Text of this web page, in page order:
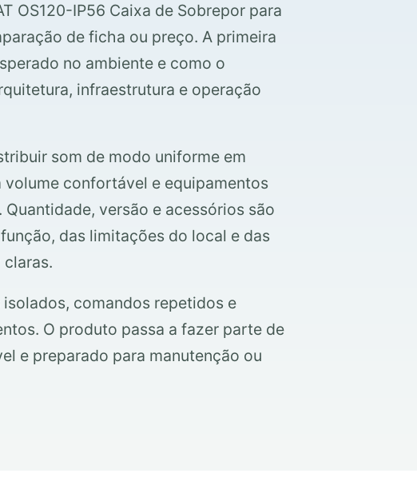
OS120-IP56 Caixa de Sobrepor para
de ficha ou preço. A primeira
no ambiente e como o
infraestrutura e operação
som de modo uniforme em
confortável e equipamentos
versão e acessórios são
das limitações do local e das
comandos repetidos e
O produto passa a fazer parte de
e preparado para manutenção ou